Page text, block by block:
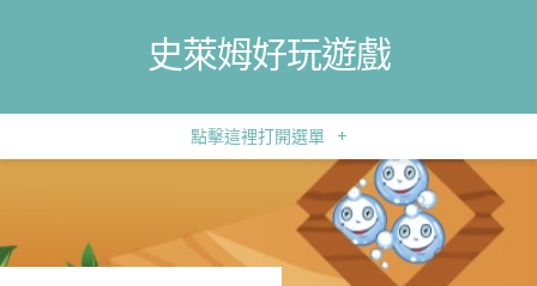
史萊姆好玩遊戲
點擊這裡打開選單 +